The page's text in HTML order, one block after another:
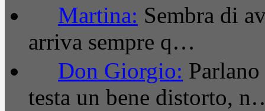
Martina: Sembra di
arriva sempre q…
Don Giorgio:
testa un bene distorto,